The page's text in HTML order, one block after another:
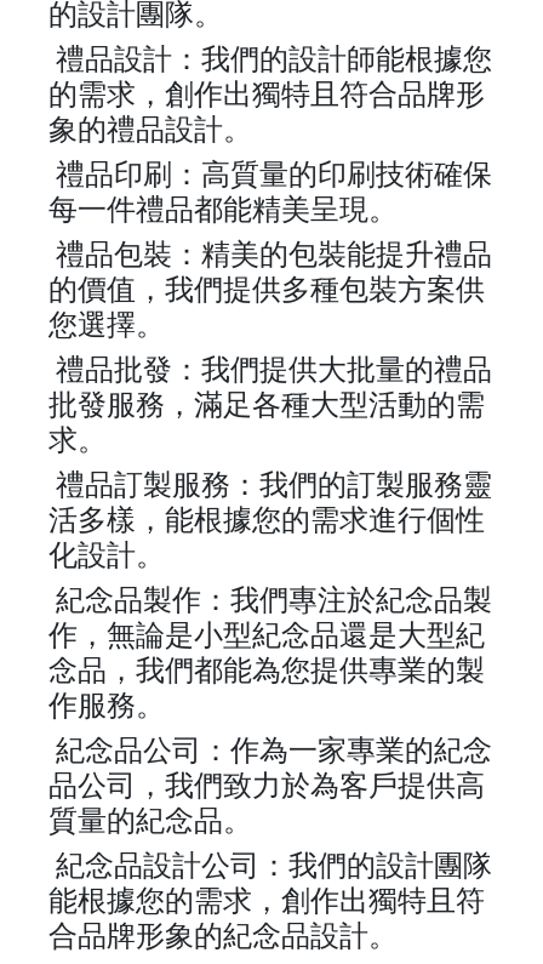
的設計團隊。
禮品設計：我們的設計師能根據您
的需求，創作出獨特且符合品牌形
象的禮品設計。
禮品印刷：高質量的印刷技術確保
每一件禮品都能精美呈現。
禮品包裝：精美的包裝能提升禮品
的價值，我們提供多種包裝方案供
您選擇。
禮品批發：我們提供大批量的禮品
批發服務，滿足各種大型活動的需
求。
禮品訂製服務：我們的訂製服務靈
活多樣，能根據您的需求進行個性
化設計。
紀念品製作：我們專注於紀念品製
作，無論是小型紀念品還是大型紀
念品，我們都能為您提供專業的製
作服務。
紀念品公司：作為一家專業的紀念
品公司，我們致力於為客戶提供高
質量的紀念品。
紀念品設計公司：我們的設計團隊
能根據您的需求，創作出獨特且符
合品牌形象的紀念品設計。